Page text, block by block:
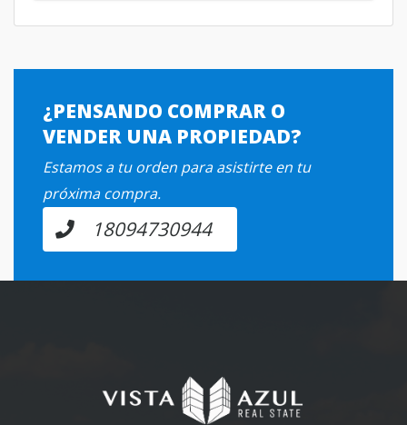
¿PENSANDO COMPRAR O
VENDER UNA PROPIEDAD?
Estamos a tu orden para asistirte en tu
próxima compra.
18094730944